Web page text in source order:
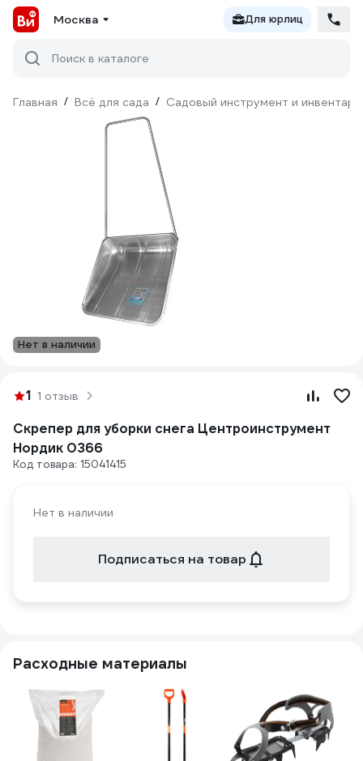
Москва Для юрлиц
Поиск в каталоге
Главная / Всё для сада / Садовый инструмент и инвентарь
Нет в наличии
1 1 отзыв
Скрепер для уборки снега Центроинструмент
Нордик 0366
Код товара: 15041415
Нет в наличии
Подписаться на товар
Расходные материалы